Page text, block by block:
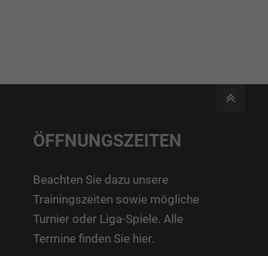
ÖFFNUNGSZEITEN
Beachten Sie dazu unsere
Trainingszeiten sowie mögliche
Turnier oder Liga-Spiele. Alle
Termine finden Sie hier.